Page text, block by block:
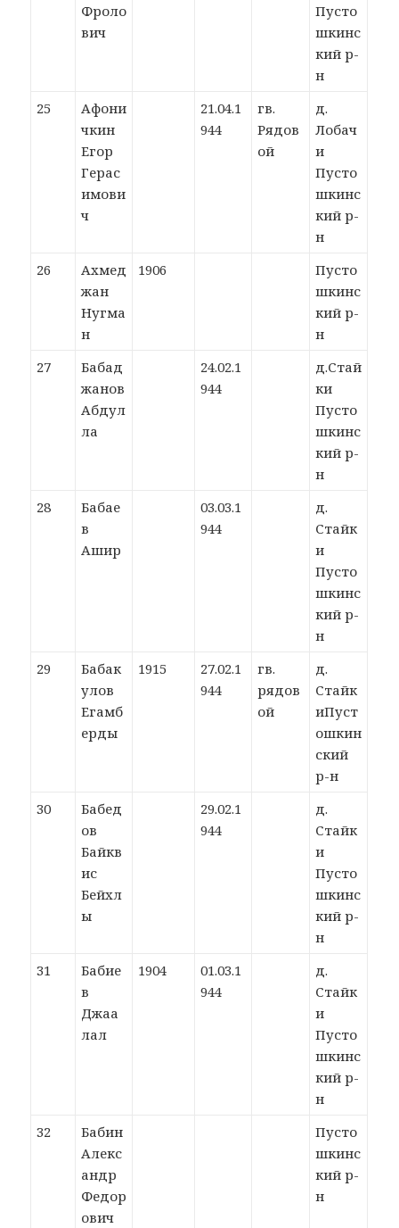
Фроло
вич
Пусто
шкинс
кий р-
н
25
Афони
чкин
Егор
Герас
имови
ч
21.04.1
944
гв.
Рядов
ой
д.
Лобач
и
Пусто
шкинс
кий р-
н
26
Ахмед
жан
Нугма
н
1906
Пусто
шкинс
кий р-
н
27
Бабад
жанов
Абдул
ла
24.02.1
944
д.Стай
ки
Пусто
шкинс
кий р-
н
28
Бабае
в
Ашир
03.03.1
944
д.
Стайк
и
Пусто
шкинс
кий р-
н
29
Бабак
улов
Егамб
ерды
1915
27.02.1
944
гв.
рядов
ой
д.
Стайк
иПуст
ошкин
ский
р-н
30
Бабед
ов
Байкв
ис
Бейхл
ы
29.02.1
944
д.
Стайк
и
Пусто
шкинс
кий р-
н
31
Бабие
в
Джаа
лал
1904
01.03.1
944
д.
Стайк
и
Пусто
шкинс
кий р-
н
32
Бабин
Алекс
андр
Федор
ович
Пусто
шкинс
кий р-
н